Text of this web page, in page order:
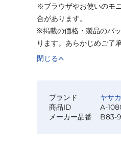
※ブラウザやお使いのモ
合があります。
※掲載の価格・製品のパ
ります。あらかじめご了
閉じる
ブランド
ヤサカ
商品ID
A-
メーカー品番
B83-